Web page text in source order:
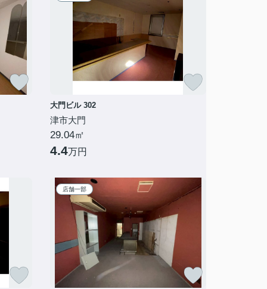
大門ビル 302
津市大門
29.04㎡
4.4万円
店舗一部